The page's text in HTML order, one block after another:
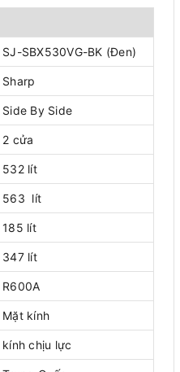
SJ-SBX530VG-BK (Đen)
Sharp
Side By Side
2 cửa
532 lít
563 lít
185 lít
347 lít
R600A
Mặt kính
kính chịu lực